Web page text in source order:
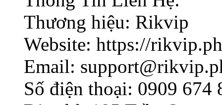
Thương hiệu: Rikvip
Website: https://
Email:
Số điện thoại: 0909 674